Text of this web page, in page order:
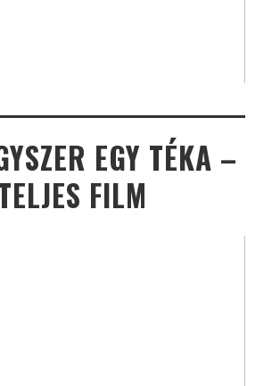
EGY TÉKA –
FILM